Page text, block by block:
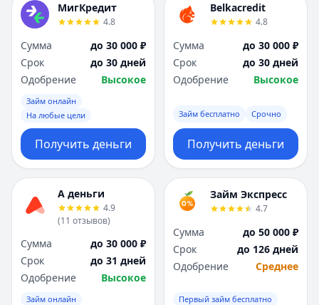
МигКредит
4.8
Сумма
до 30 000 ₽
Срок
до 30 дней
Одобрение
Высокое
Займ онлайн
На любые цели
Получить деньги
Belkacredit
4.8
Сумма
до 30 000 ₽
Срок
до 30 дней
Одобрение
Высокое
Займ бесплатно Срочно
Получить деньги
А деньги
4.9
(11 отзывов)
Сумма
до 30 000 ₽
Срок
до 31 дней
Одобрение
Высокое
Займ онлайн
Займ Экспресс
4.7
Сумма
до 50 000 ₽
Срок
до 126 дней
Одобрение
Среднее
Первый займ бесплатно